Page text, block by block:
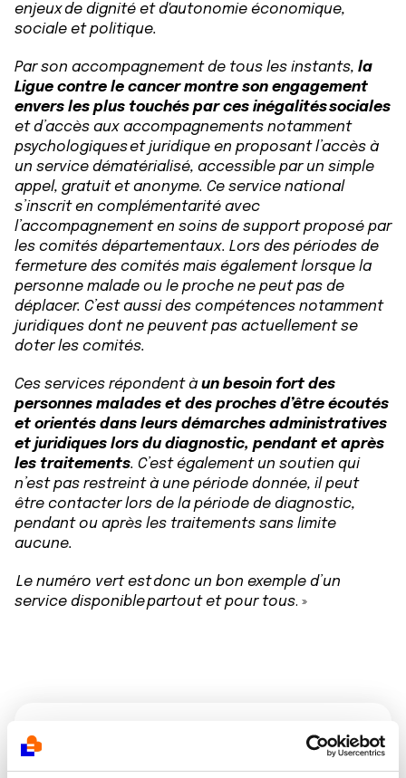
enjeux de dignité et d'autonomie économique,
sociale et politique.
Par son accompagnement de tous les instants, la
Ligue contre le cancer montre son engagement
envers les plus touchés par ces inégalités sociales
et d’accès aux accompagnements notamment
psychologiques et juridique en proposant l’accès à
un service dématérialisé, accessible par un simple
appel, gratuit et anonyme. Ce service national
s’inscrit en complémentarité avec
l’accompagnement en soins de support proposé par
les comités départementaux. Lors des périodes de
fermeture des comités mais également lorsque la
personne malade ou le proche ne peut pas de
déplacer. C’est aussi des compétences notamment
juridiques dont ne peuvent pas actuellement se
doter les comités.
Ces services répondent à un besoin fort des
personnes malades et des proches d’être écoutés
et orientés dans leurs démarches administratives
et juridiques lors du diagnostic, pendant et après
les traitements. C’est également un soutien qui
n’est pas restreint à une période donnée, il peut
être contacter lors de la période de diagnostic,
pendant ou après les traitements sans limite
aucune.
Le numéro vert est donc un bon exemple d’un
service disponible partout et pour tous. »
Vous écouter pour